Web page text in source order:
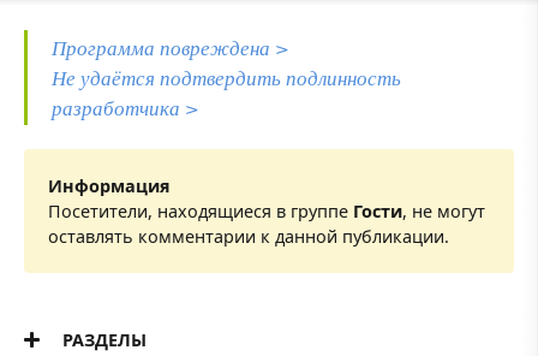
Программа повреждена >
Не удаётся подтвердить подлинность
разработчика >
Информация
Посетители, находящиеся в группе Гости, не могут
оставлять комментарии к данной публикации.
РАЗДЕЛЫ